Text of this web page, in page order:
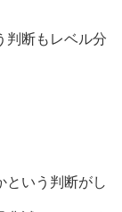
判断もレベル分
という判断がし